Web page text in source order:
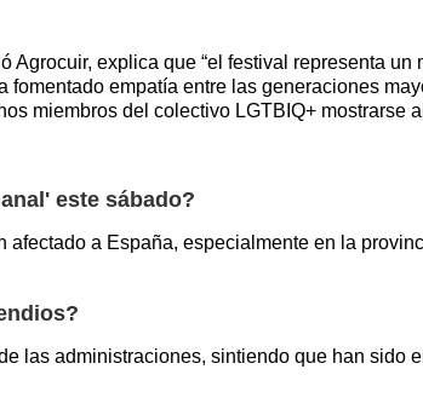
explica que “el festival representa un
empatía entre las generaciones
miembros del colectivo LGTBIQ+ mostrarse
este sábado?
a España, especialmente en la
las administraciones, sintiendo que han sido